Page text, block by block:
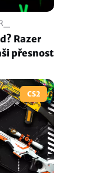
Razer
přesnost
CS2